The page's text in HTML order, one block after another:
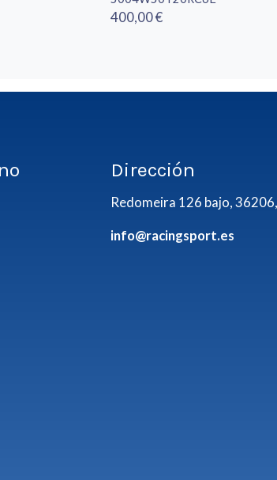
400,00 €
Dirección
Redomeira 126 bajo,
info@racingsport.es